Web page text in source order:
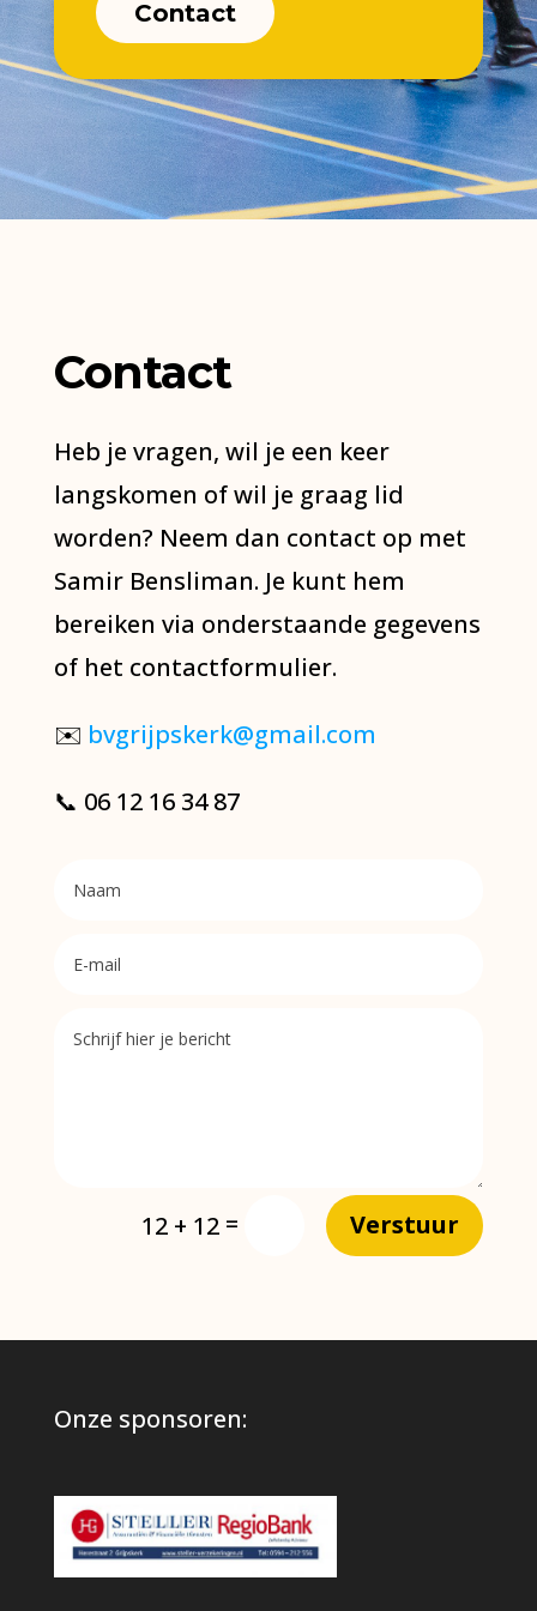
Contact
Contact
Heb je vragen, wil je een keer
langskomen of wil je graag lid
worden? Neem dan contact op met
Samir Bensliman. Je kunt hem
bereiken via onderstaande gegevens
of het contactformulier.
✉️ bvgrijpskerk@gmail.com
📞 06 12 16 34 87
12 + 12 = Verstuur
Onze sponsoren: